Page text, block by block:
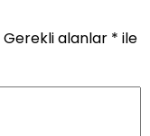
Gerekli alanlar * ile